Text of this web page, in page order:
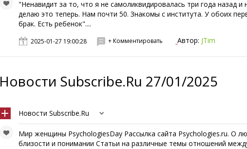
"Ненавидит за то, что я не самоликвидировалась три года назад и
делаю это теперь. Нам почти 50. Знакомы с института. У обоих
брак. Есть ребенок"....
2025-01-27 19:00:28 + Комментировать Автор: JTim
Новости Subscribe.Ru 27/01/2025
Новости Subscribe.Ru
Мир женщины PsychologiesDay Рассылка сайта Psychologies.ru. О
близости и понимании Статьи на различные темы отношений